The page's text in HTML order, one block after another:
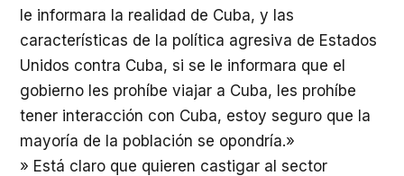
le informara la realidad de Cuba, y las
características de la política agresiva de Estados
Unidos contra Cuba, si se le informara que el
gobierno les prohíbe viajar a Cuba, les prohíbe
tener interacción con Cuba, estoy seguro que la
mayoría de la población se opondría.»
» Está claro que quieren castigar al sector